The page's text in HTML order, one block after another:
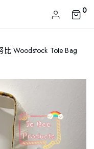
0
Woodstock Tote Bag